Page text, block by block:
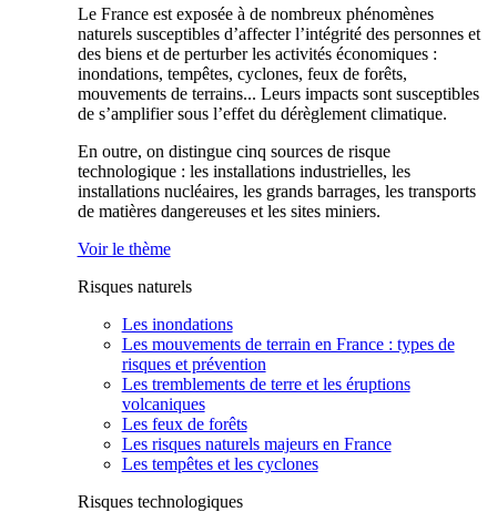
Le France est exposée à de nombreux phénomènes
naturels susceptibles d’affecter l’intégrité des personnes et
des biens et de perturber les activités économiques :
inondations, tempêtes, cyclones, feux de forêts,
mouvements de terrains... Leurs impacts sont susceptibles
de s’amplifier sous l’effet du dérèglement climatique.
En outre, on distingue cinq sources de risque
technologique : les installations industrielles, les
installations nucléaires, les grands barrages, les transports
de matières dangereuses et les sites miniers.
Voir le thème
Risques naturels
Les inondations
Les mouvements de terrain en France : types de
risques et prévention
Les tremblements de terre et les éruptions
volcaniques
Les feux de forêts
Les risques naturels majeurs en France
Les tempêtes et les cyclones
Risques technologiques